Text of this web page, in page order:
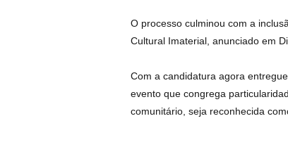
O processo culminou com a
Cultural Imaterial, anunciado em
Com a candidatura agora
evento que congrega
comunitário, seja reconhecida